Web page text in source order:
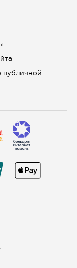
публичной